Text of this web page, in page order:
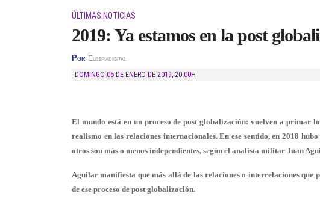
ÚLTIMAS NOTICIAS
2019: Ya estamos en la post
Por Elespiadigital
DOMINGO 06 DE ENERO DE 2019, 20:00H
El mundo está en un proceso de post globalización: vuelven a primar
realismo en las relaciones internacionales. En ese sentido, en 2018
otros son más o menos independientes, según el analista militar Juan
Aguilar manifiesta que más allá de las relaciones o interrelaciones que
de ese proceso de post globalización.